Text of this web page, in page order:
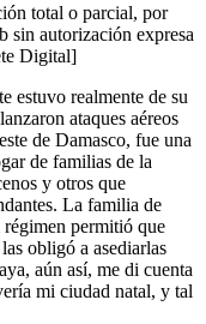
total o parcial, por
sin autorización expresa
Digital]
estuvo realmente de su
ataques aéreos
de Damasco, fue una
de familias de la
y otros que
La familia de
régimen permitió que
obligó a asediarlas
aún así, me di cuenta
mi ciudad natal, y tal